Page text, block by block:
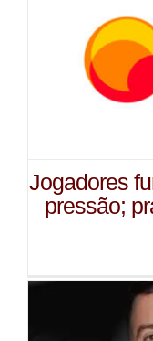
Jogadores
pressão;